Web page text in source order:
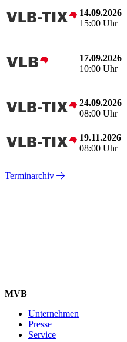
vlbtix
14.09.2026
15:00 Uhr
vlb
17.09.2026
10:00 Uhr
vlbtix
24.09.2026
08:00 Uhr
vlbtix
19.11.2026
08:00 Uhr
Terminarchiv
MVB
Unternehmen
Presse
Service